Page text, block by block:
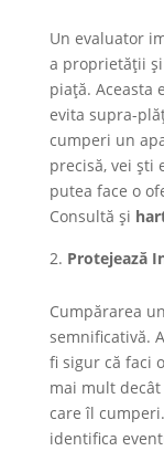
Un evaluator
a proprietății
piață. Aceasta
evita supra-
cumperi un
precisă, vei ști
putea face o
Consultă și
Protejează
Cumpărarea
semnificativă.
fi sigur că faci
mai mult
care îl
identifica